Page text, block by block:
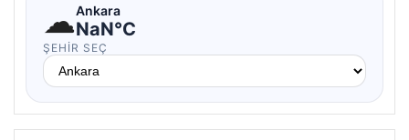
☁Ankara
NaN°C
ŞEHIR SEÇ